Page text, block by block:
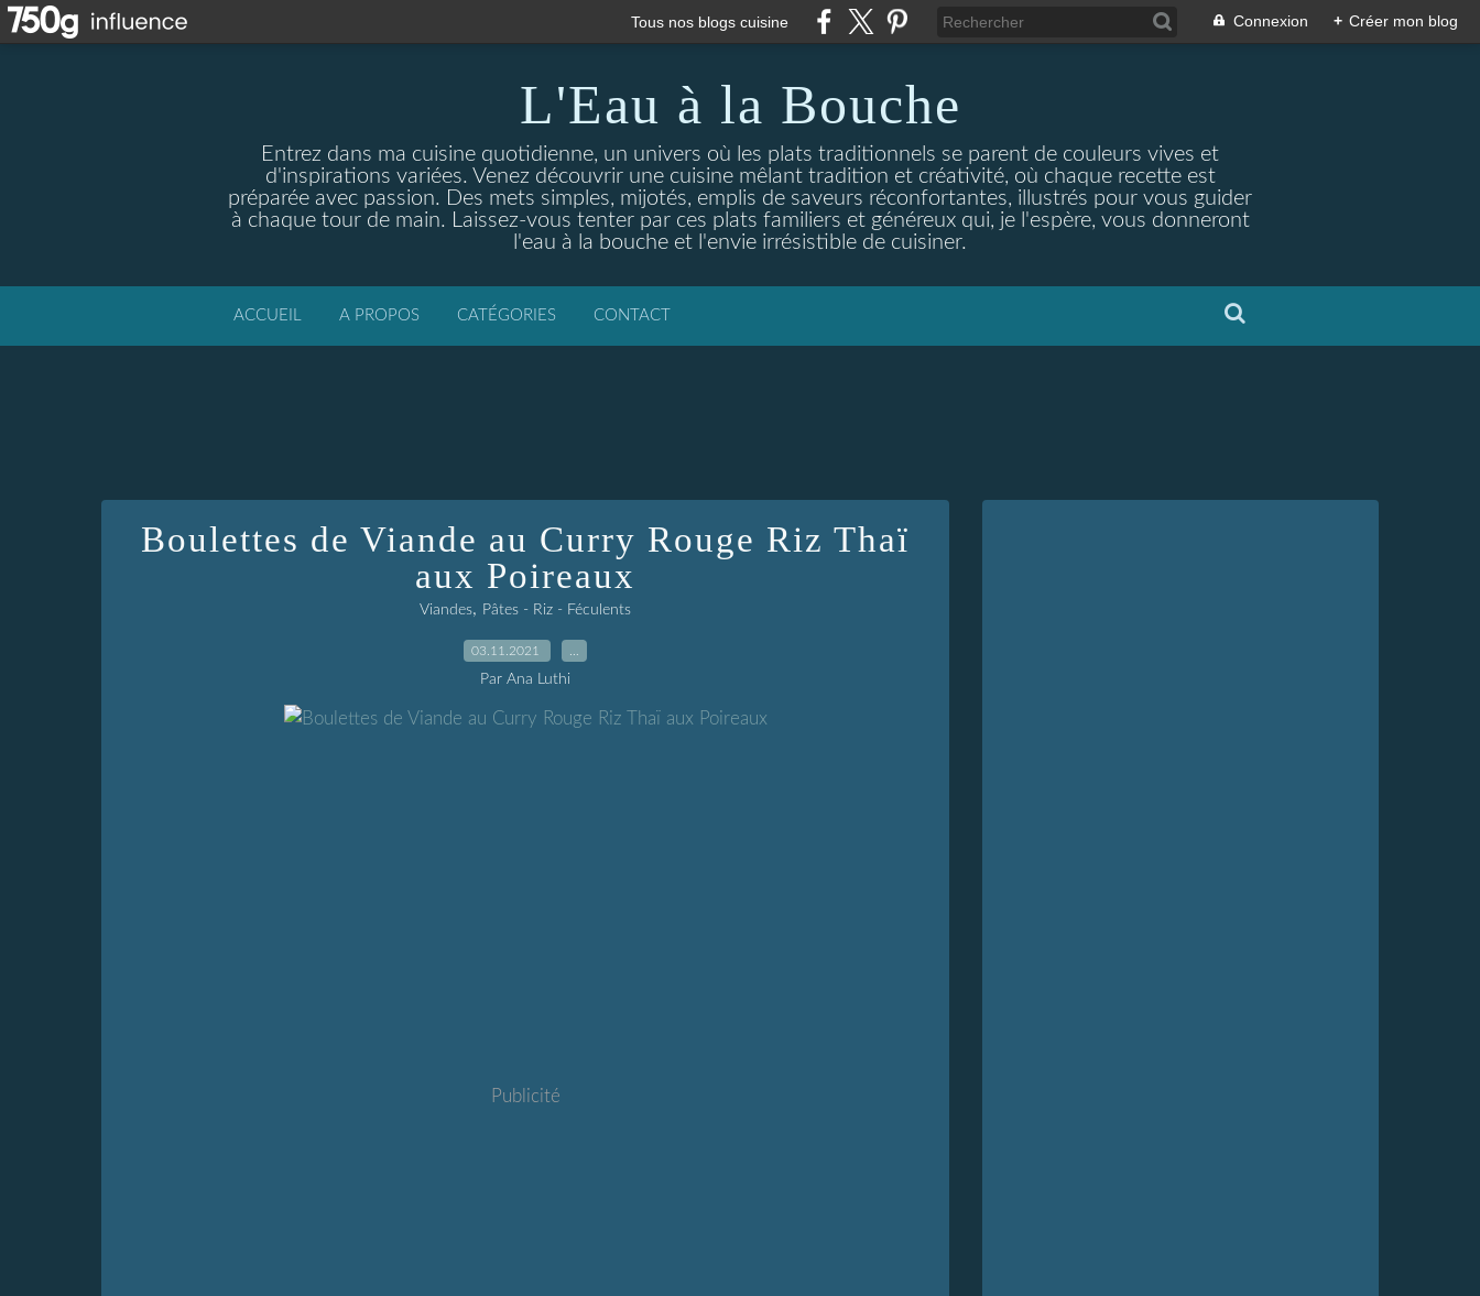
Tous nos blogs cuisine Connexion + Créer mon blog
L'Eau à la Bouche
Entrez dans ma cuisine quotidienne, un univers où les plats traditionnels se parent de couleurs vives et
d'inspirations variées. Venez découvrir une cuisine mêlant tradition et créativité, où chaque recette est
préparée avec passion. Des mets simples, mijotés, emplis de saveurs réconfortantes, illustrés pour vous guider
à chaque tour de main. Laissez-vous tenter par ces plats familiers et généreux qui, je l'espère, vous donneront
l'eau à la bouche et l'envie irrésistible de cuisiner.
ACCUEIL A PROPOS CATÉGORIES CONTACT
Boulettes de Viande au Curry Rouge Riz Thaï
aux Poireaux
Viandes, Pâtes - Riz - Féculents
03.11.2021
Par Ana Luthi
Publicité